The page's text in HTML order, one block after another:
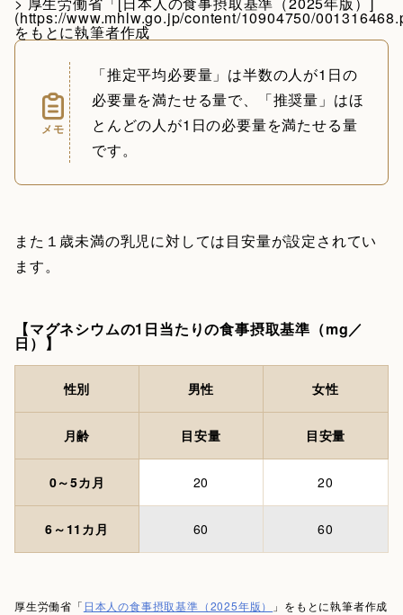
(https://www.mhlw.go.jp/content/10904750/
をもとに執筆者作成
メモ
「推定平均必要量」は半数の人が1日の
必要量を満たせる量で、「推奨量」はほ
とんどの人が1日の必要量を満たせる量
です。
また１歳未満の乳児に対しては目安量が設定されてい
ます。
【マグネシウムの1日当たりの食事摂取基準（mg／
日）】
性別 男性 女性
月齢 目安量 目安量
0～5カ月 20 20
6～11カ月 60 60
厚生労働省「 日本人の食事摂取基準（2025年版） 」をもとに執筆者作成